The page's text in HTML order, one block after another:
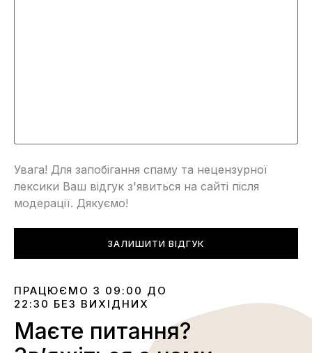
Увага! Для запобігання спаму та нецензурної
лексики Ваш відгук з'явиться на сайті після
модерації. Дякуємо!
ЗАЛИШИТИ ВІДГУК
ПРАЦЮЄМО З 09:00 ДО
22:30 БЕЗ ВИХІДНИХ
Маєте питання?